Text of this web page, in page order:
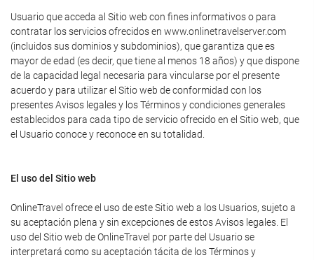
Usuario que acceda al Sitio web con fines informativos o para
contratar los servicios ofrecidos en www.onlinetravelserver.com
(incluidos sus dominios y subdominios), que garantiza que es
mayor de edad (es decir, que tiene al menos 18 años) y que dispone
de la capacidad legal necesaria para vincularse por el presente
acuerdo y para utilizar el Sitio web de conformidad con los
presentes Avisos legales y los Términos y condiciones generales
establecidos para cada tipo de servicio ofrecido en el Sitio web, que
el Usuario conoce y reconoce en su totalidad.
El uso del Sitio web
OnlineTravel ofrece el uso de este Sitio web a los Usuarios, sujeto a
su aceptación plena y sin excepciones de estos Avisos legales. El
uso del Sitio web de OnlineTravel por parte del Usuario se
interpretará como su aceptación tácita de los Términos y